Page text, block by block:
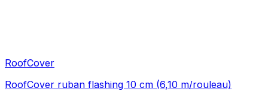
RoofCover
RoofCover ruban flashing 10 cm (6,10 m/rouleau)